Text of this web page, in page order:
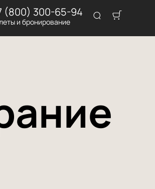
(800) 300-65-94
и бронирование